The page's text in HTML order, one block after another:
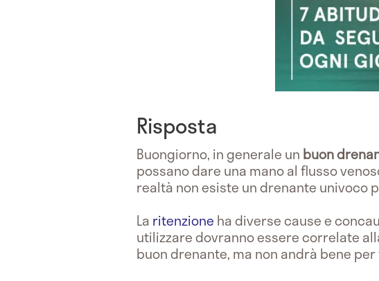
Risposta
Buongiorno, in generale un buon
possano dare una mano al flusso
realtà non esiste un drenante univoco
La ritenzione ha diverse cause e
utilizzare dovranno essere correlate
buon drenante, ma non andrà bene